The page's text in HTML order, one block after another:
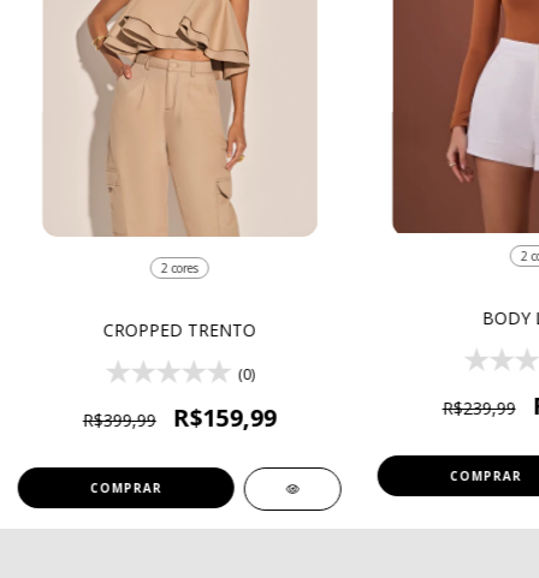
2 cores
CROPPED TRENTO
(0)
R$399,99 R$159,99
COMPRAR
2
BODY
R$239,99
COMPRAR